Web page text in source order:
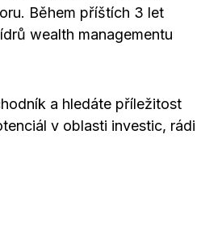
Během příštích 3 let
wealth managementu
a hledáte příležitost
v oblasti investic, rádi